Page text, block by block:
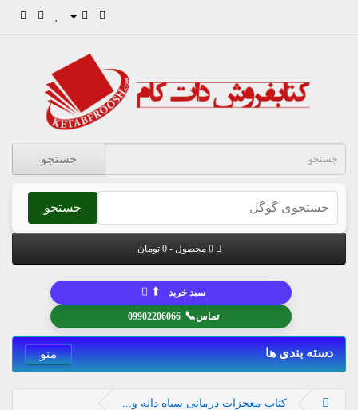
جستجو
جستجو
0 محصول - 0 تومان
تماس📞
09902206066
سبد خرید ⬆
دسته بندی ها منو
کتاب معجزات درمانی سیاه دانه و...